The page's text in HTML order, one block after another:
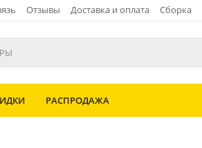
Отзывы Доставка и оплата Сборка
РАСПРОДАЖА